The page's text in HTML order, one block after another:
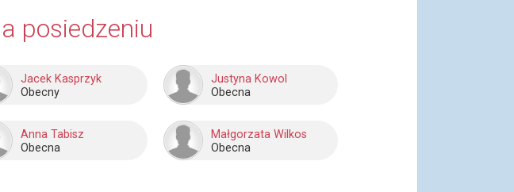
posiedzeniu
Jacek Kasprzyk
Obecny
Justyna Kowol
Obecna
Anna Tabisz
Obecna
Małgorzata Wilkos
Obecna